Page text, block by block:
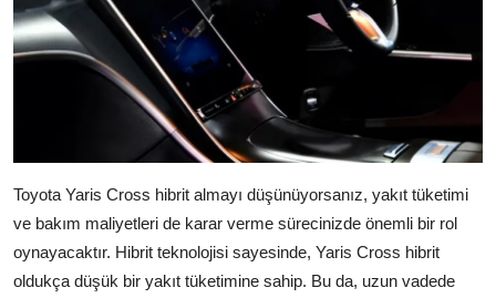
Toyota Yaris Cross hibrit almayı düşünüyorsanız, yakıt tüketimi
ve bakım maliyetleri de karar verme sürecinizde önemli bir rol
oynayacaktır. Hibrit teknolojisi sayesinde, Yaris Cross hibrit
oldukça düşük bir yakıt tüketimine sahip. Bu da, uzun vadede